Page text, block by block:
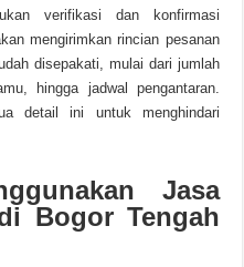
verifikasi dan konfirmasi
mengirimkan rincian pesanan
disepakati, mulai dari jumlah
hingga jadwal pengantaran.
detail ini untuk menghindari
Jasa
Bogor Tengah